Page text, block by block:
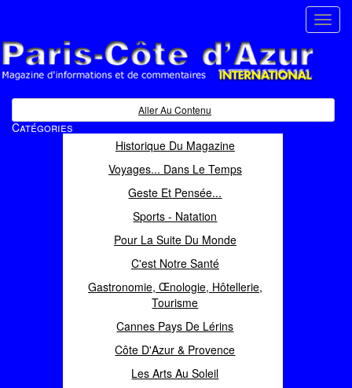
Magazine d'informations et de commentaires
Aller Au Contenu
Catégories
Historique Du Magazine
Voyages... Dans Le Temps
Geste Et Pensée...
Sports - Natation
Pour La Suite Du Monde
C'est Notre Santé
Gastronomie, Œnologie, Hôtellerie,
Tourisme
Cannes Pays De Lérins
Côte D'Azur & Provence
Les Arts Au Soleil